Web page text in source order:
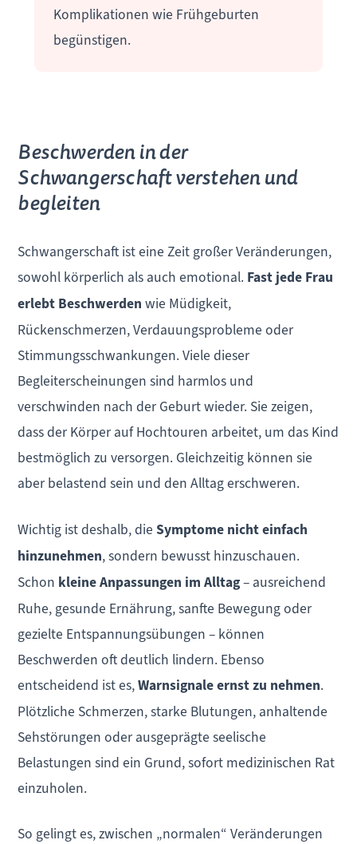
Komplikationen wie Frühgeburten
begünstigen.
Beschwerden in der
Schwangerschaft verstehen und
begleiten
Schwangerschaft ist eine Zeit großer Veränderungen,
sowohl körperlich als auch emotional. Fast jede Frau
erlebt Beschwerden wie Müdigkeit,
Rückenschmerzen, Verdauungsprobleme oder
Stimmungsschwankungen. Viele dieser
Begleiterscheinungen sind harmlos und
verschwinden nach der Geburt wieder. Sie zeigen,
dass der Körper auf Hochtouren arbeitet, um das Kind
bestmöglich zu versorgen. Gleichzeitig können sie
aber belastend sein und den Alltag erschweren.
Wichtig ist deshalb, dieSymptome nicht einfach
hinzunehmen, sondern bewusst hinzuschauen.
Schon kleine Anpassungen im Alltag– ausreichend
Ruhe, gesunde Ernährung, sanfte Bewegung oder
gezielte Entspannungsübungen – können
Beschwerden oft deutlich lindern. Ebenso
entscheidend ist es,Warnsignale ernst zu nehmen.
Plötzliche Schmerzen, starke Blutungen, anhaltende
Sehstörungen oder ausgeprägte seelische
Belastungen sind ein Grund, sofort medizinischen Rat
einzuholen.
So gelingt es, zwischen „normalen“ Veränderungen